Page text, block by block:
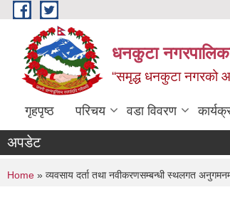
Skip to main content
धनकुटा
“समृद्ध धनकुटा नगरको
गृहपृष्ठ परिचय वडा विवरण
अपडेट
You are here
Home » व्यवसाय दर्ता तथा नवीकरणसम्बन्धी स्थलगत